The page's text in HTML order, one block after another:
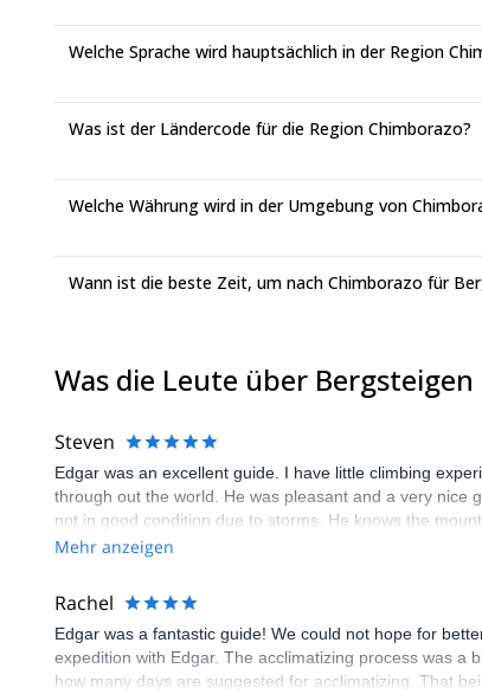
Welche Sprache wird hauptsächlich in der Region
Was ist der Ländercode für die Region Chimborazo?
Welche Währung wird in der Umgebung von
Wann ist die beste Zeit, um nach Chimborazo für
Was die Leute über
Steven
Edgar was an excellent guide. I have little climbing
through out the world. He was pleasant and a very nice
not in good condition due to storms. He knows the
climbing equipment were all top notch. He understood
Mehr anzeigen
Rachel
Edgar was a fantastic guide! We could not hope for
expedition with Edgar. The acclimatizing process was a
how many days are suggested for acclimatizing. That